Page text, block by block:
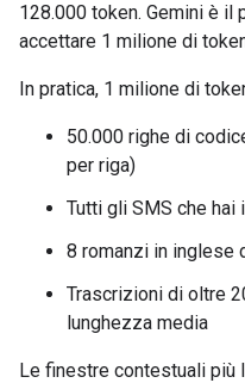
128.000 token. Gemini è il
accettare 1 milione di
In pratica, 1 milione di
50.000 righe di
per riga)
Tutti gli SMS che hai
8 romanzi in inglese
Trascrizioni di oltre
lunghezza media
Le finestre contestuali più